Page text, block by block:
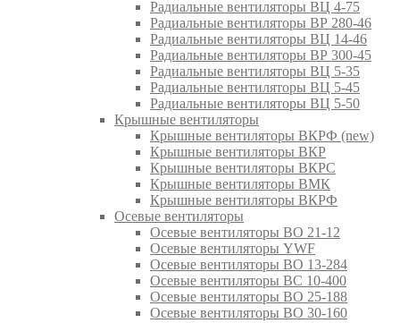
Радиальные вентиляторы ВЦ 4-75
Радиальные вентиляторы ВР 280-46
Радиальные вентиляторы ВЦ 14-46
Радиальные вентиляторы ВР 300-45
Радиальные вентиляторы ВЦ 5-35
Радиальные вентиляторы ВЦ 5-45
Радиальные вентиляторы ВЦ 5-50
Крышные вентиляторы
Крышные вентиляторы ВКРФ (new)
Крышные вентиляторы ВКР
Крышные вентиляторы ВКРС
Крышные вентиляторы ВМК
Крышные вентиляторы ВКРФ
Осевые вентиляторы
Осевые вентиляторы ВО 21-12
Осевые вентиляторы YWF
Осевые вентиляторы ВО 13-284
Осевые вентиляторы ВС 10-400
Осевые вентиляторы ВО 25-188
Осевые вентиляторы ВО 30-160